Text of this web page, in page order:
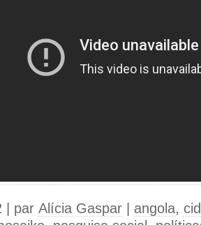
| par Alícia Gaspar angola,